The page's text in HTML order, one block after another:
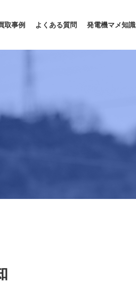
取事例 よくある質問
発電機マメ知識